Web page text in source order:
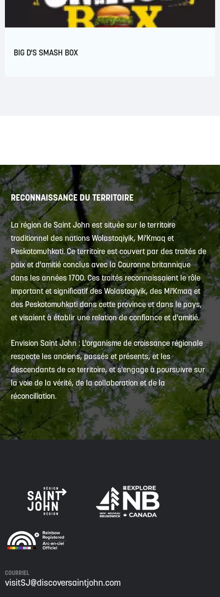
BIG D'S SMASH BOX
RECONNAISSANCE DU TERRITOIRE
La région de Saint John est située sur le territoire
traditionnel des nations Wolastoqiyik, Mi'Kmaq et
Peskotomuhkati. Ce territoire est couvert par des traités de
paix et d'amitié conclus avec la Couronne britannique
dans les années 1700. Ces traités reconnaissaient le rôle
important et significatif des Wolastoqiyik, des Mi'Kmaq et
des Peskotomuhkati dans cette province et dans le pays,
et visaient à établir une relation de confiance et d'amitié.
Envision Saint John : L'organisme de croissance régionale
respecte les anciens, passés et présents, et les
descendants de ce territoire, et s'engage à poursuivre sur
la voie de la vérité, de la collaboration et de la
réconciliation.
COURRIEL
visitSJ@discoversaintjohn.com